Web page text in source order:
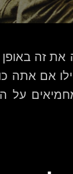
את זה
אם אתה
על